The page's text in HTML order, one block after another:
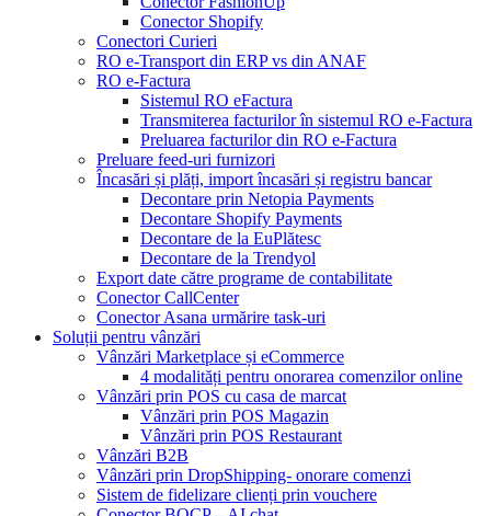
Conector Shopify
Conectori Curieri
RO e-Transport din ERP vs din ANAF
RO e-Factura
Sistemul RO eFactura
Transmiterea facturilor în sistemul RO e-Factura
Preluarea facturilor din RO e-Factura
Preluare feed-uri furnizori
Încasări și plăți, import încasări și registru bancar
Decontare prin Netopia Payments
Decontare Shopify Payments
Decontare de la EuPlătesc
Decontare de la Trendyol
Export date către programe de contabilitate
Conector CallCenter
Conector Asana urmărire task-uri
Soluții pentru vânzări
Vânzări Marketplace și eCommerce
4 modalități pentru onorarea comenzilor online
Vânzări prin POS cu casa de marcat
Vânzări prin POS Magazin
Vânzări prin POS Restaurant
Vânzări B2B
Vânzări prin DropShipping- onorare comenzi
Sistem de fidelizare clienți prin vouchere